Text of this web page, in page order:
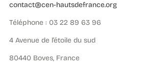
contact@cen-hautsdefrance.org
Téléphone : 03 22 89 63 96
4 Avenue de l’étoile du sud
80440 Boves, France